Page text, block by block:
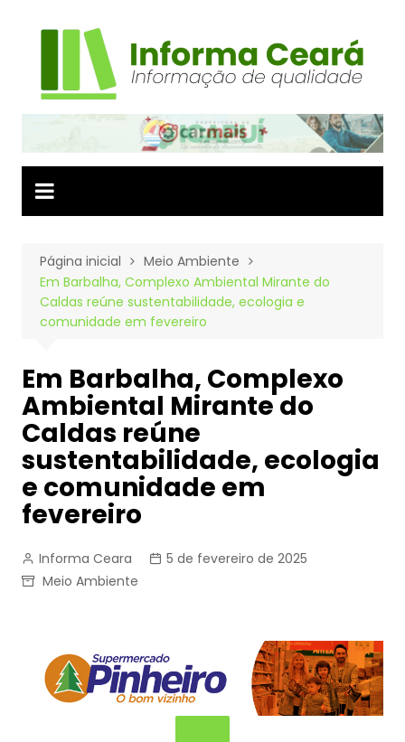
Página inicial
Meio Ambiente
Em Barbalha, Complexo Ambiental Mirante do
Caldas reúne sustentabilidade, ecologia e
comunidade em fevereiro
Em Barbalha, Complexo
Ambiental Mirante do
Caldas reúne
sustentabilidade, ecologia
e comunidade em
fevereiro
Informa Ceara
5 de fevereiro de 2025
Meio Ambiente